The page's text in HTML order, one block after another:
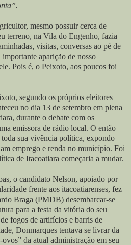
mesmo possuir cerca de
terreno, na Vila do Engenho, fazia
visitas, conversas ao pé de
aparição de nosso
Pois é, o Peixoto, aos poucos foi
segundo os próprios eleitores
no dia 13 de setembro em plena
durante o debate com os
emissora de rádio local. O então
sua vivência política, expondo
emprego e renda no município. Foi
de Itacoatiara começaria a mudar.
o candidato Nelson, apoiado por
frente aos itacoatiarenses, fez
Braga (PMDB) desembarcar-se
para a festa da vitória do seu
fogos de artifícios e barris de
Donmarques tentava se livrar da
da atual administração em seu